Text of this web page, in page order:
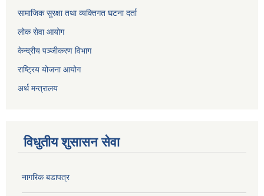
सामाजिक सुरक्षा तथा व्यक्तिगत घटना दर्ता
लोक सेवा आयोग
केन्द्रीय पञ्जीकरण विभाग
राष्ट्रिय योजना आयोग
अर्थ मन्त्रालय
विधुतीय शुसासन सेवा
नागरिक बडापत्र